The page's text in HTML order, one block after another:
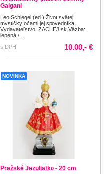
Galgani
Leo Schlegel (ed.) Život svätej
mystičky očami jej spovedníka
Vydavateľstvo: ZACHEJ.sk Väzba:
lepená / ...
s DPH
10.00,- €
NOVINKA
Pražské Jezuliatko - 20 cm